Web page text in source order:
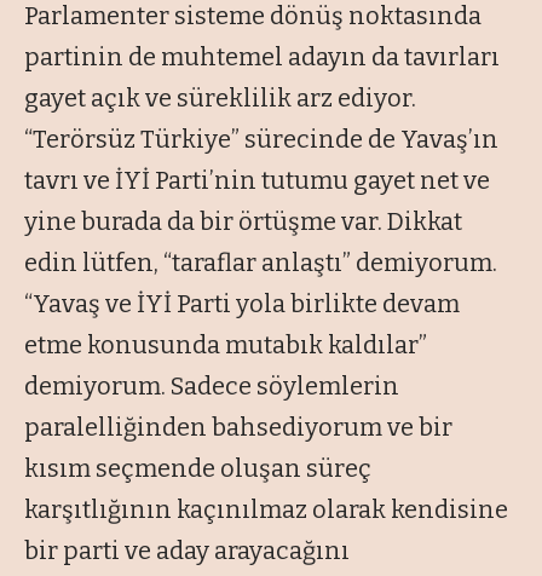
Parlamenter sisteme dönüş noktasında
partinin de muhtemel adayın da tavırları
gayet açık ve süreklilik arz ediyor.
“Terörsüz Türkiye” sürecinde de Yavaş’ın
tavrı ve İYİ Parti’nin tutumu gayet net ve
yine burada da bir örtüşme var. Dikkat
edin lütfen, “taraflar anlaştı” demiyorum.
“Yavaş ve İYİ Parti yola birlikte devam
etme konusunda mutabık kaldılar”
demiyorum. Sadece söylemlerin
paralelliğinden bahsediyorum ve bir
kısım seçmende oluşan süreç
karşıtlığının kaçınılmaz olarak kendisine
bir parti ve aday arayacağını